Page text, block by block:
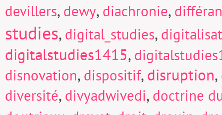
devillers, dewy, diachronie,
studies, digital_studies,
digitalstudies1415,
disnovation, dispositif,disruption,
diversité, divyadwivedi, doctrine